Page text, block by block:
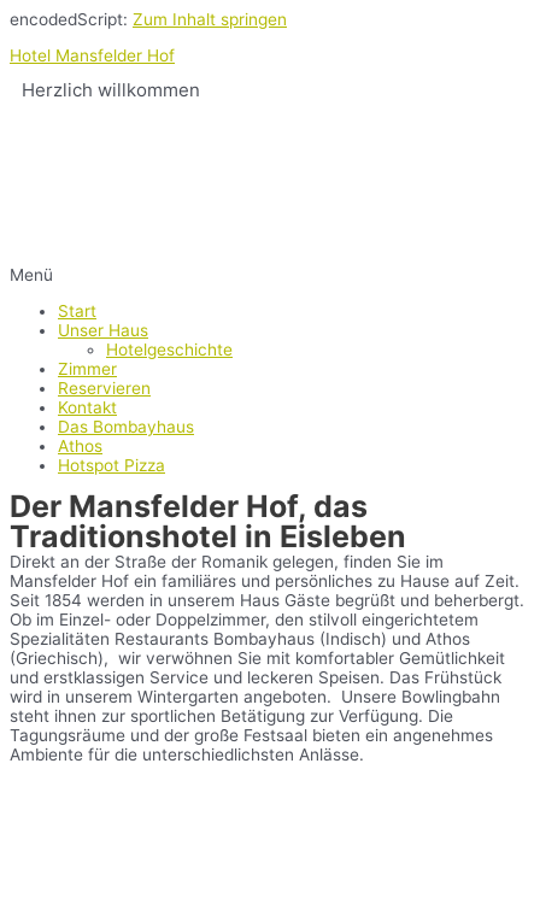
encodedScript: Zum Inhalt springen
Hotel Mansfelder Hof
Herzlich willkommen
Menü
Start
Unser Haus
Hotelgeschichte
Zimmer
Reservieren
Kontakt
Das Bombayhaus
Athos
Hotspot Pizza
Der Mansfelder Hof, das
Traditionshotel in Eisleben
Direkt an der Straße der Romanik gelegen, finden Sie im
Mansfelder Hof ein familiäres und persönliches zu Hause auf Zeit.
Seit 1854 werden in unserem Haus Gäste begrüßt und beherbergt.
Ob im Einzel- oder Doppelzimmer, den stilvoll eingerichtetem
Spezialitäten Restaurants Bombayhaus (Indisch) und Athos
(Griechisch), wir verwöhnen Sie mit komfortabler Gemütlichkeit
und erstklassigen Service und leckeren Speisen. Das Frühstück
wird in unserem Wintergarten angeboten. Unsere Bowlingbahn
steht ihnen zur sportlichen Betätigung zur Verfügung. Die
Tagungsräume und der große Festsaal bieten ein angenehmes
Ambiente für die unterschiedlichsten Anlässe.